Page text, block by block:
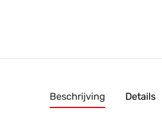
Beschrijving Details